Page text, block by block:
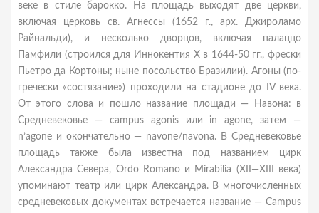
веке в стиле барокко. На площадь выходят две церкви,
включая церковь св. Агнессы (1652 г., арх. Джироламо
Райнальди), и несколько дворцов, включая палаццо
Памфили (строился для Иннокентия X в 1644-50 гг., фрески
Пьетро да Кортоны; ныне посольство Бразилии). Агоны (по-
гречески «состязание») проходили на стадионе до IV века.
От этого слова и пошло название площади — Навона: в
Средневековье — campus agonis или in agone, затем —
n’agone и окончательно — navone/navona. В Средневековье
площадь также была известна под названием цирк
Александра Севера, Ordo Romano и Mirabilia (XII—XIII века)
упоминают театр или цирк Александра. В многочисленных
средневековых документах встречается название — Campus